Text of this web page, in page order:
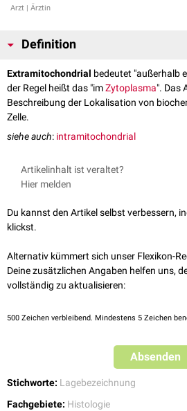
Arzt | Ärztin
Definition
Extramitochondrial bedeutet "außerhalb
der Regel heißt das "imZytoplasma". Das
Beschreibung der Lokalisation von
Zelle.
siehe auch: intramitochondrial
Artikelinhalt ist veraltet?
Hier melden
Du kannst den Artikel selbst verbessern,
klickst.
Alternativ kümmert sich unser Flexikon-
Deine zusätzlichen Angaben helfen uns,
vollständig zu aktualisieren:
500 Zeichen verbleibend. Mindestens 5 Zeichen
Absenden
Stichworte: Lagebezeichnung
Fachgebiete: Histologie